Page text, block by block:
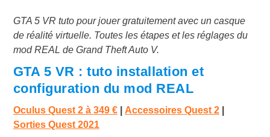
GTA 5 VR tuto pour jouer gratuitement avec un casque
de réalité virtuelle. Toutes les étapes et les réglages du
mod REAL de Grand Theft Auto V.
GTA 5 VR : tuto installation et
configuration du mod REAL
Oculus Quest 2 à 349 €| Accessoires Quest 2
Sorties Quest 2021